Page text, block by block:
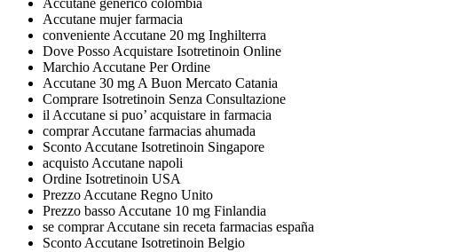
Accutane generico colombia
Accutane mujer farmacia
conveniente Accutane 20 mg Inghilterra
Dove Posso Acquistare Isotretinoin Online
Marchio Accutane Per Ordine
Accutane 30 mg A Buon Mercato Catania
Comprare Isotretinoin Senza Consultazione
il Accutane si puo’ acquistare in farmacia
comprar Accutane farmacias ahumada
Sconto Accutane Isotretinoin Singapore
acquisto Accutane napoli
Ordine Isotretinoin USA
Prezzo Accutane Regno Unito
Prezzo basso Accutane 10 mg Finlandia
se comprar Accutane sin receta farmacias españa
Sconto Accutane Isotretinoin Belgio